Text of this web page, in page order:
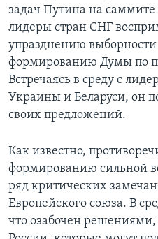
задач Путина на саммите
лидеры стран СНГ
упразднению выборности
формированию Думы по
Встречаясь в среду с
Украины и Беларуси, он
своих предложений.
Как известно,
формированию сильной
ряд критических
Европейского союза. В
что озабочен